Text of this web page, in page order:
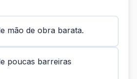
mão de obra barata.
poucas barreiras